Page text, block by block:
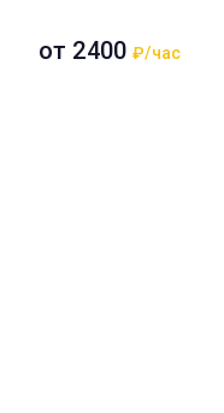
от 2400₽/час